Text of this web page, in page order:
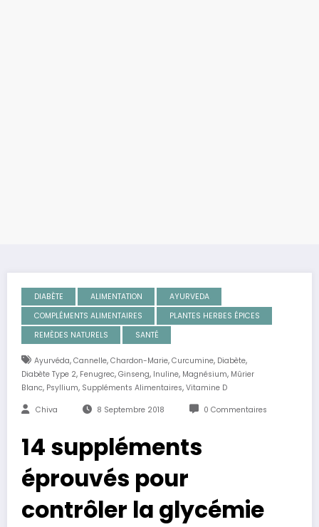
DIABÈTE ALIMENTATION
AYURVEDA
COMPLÉMENTS ALIMENTAIRES
PLANTES HERBES ÉPICES
REMÈDES NATURELS
SANTÉ
Ayurvéda, Cannelle, Chardon-Marie, Curcumine, Diabète,
Diabète Type 2, Fenugrec, Ginseng, Inuline, Magnésium, Mûrier
Blanc, Psyllium, Suppléments Alimentaires, Vitamine D
Chiva 8 Septembre 2018 0 Commentaires
14 suppléments
éprouvés pour
contrôler la glycémie